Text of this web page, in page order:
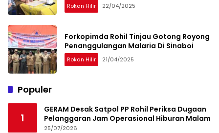
Rokan Hilir 22/04/2025
Forkopimda Rohil Tinjau Gotong Royong
Penanggulangan Malaria Di Sinaboi
Rokan Hilir 21/04/2025
Populer
1
GERAM Desak Satpol PP Rohil Periksa Dugaan
Pelanggaran Jam Operasional Hiburan Malam
25/07/2026